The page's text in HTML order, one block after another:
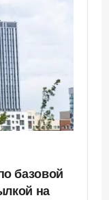
базовой
на